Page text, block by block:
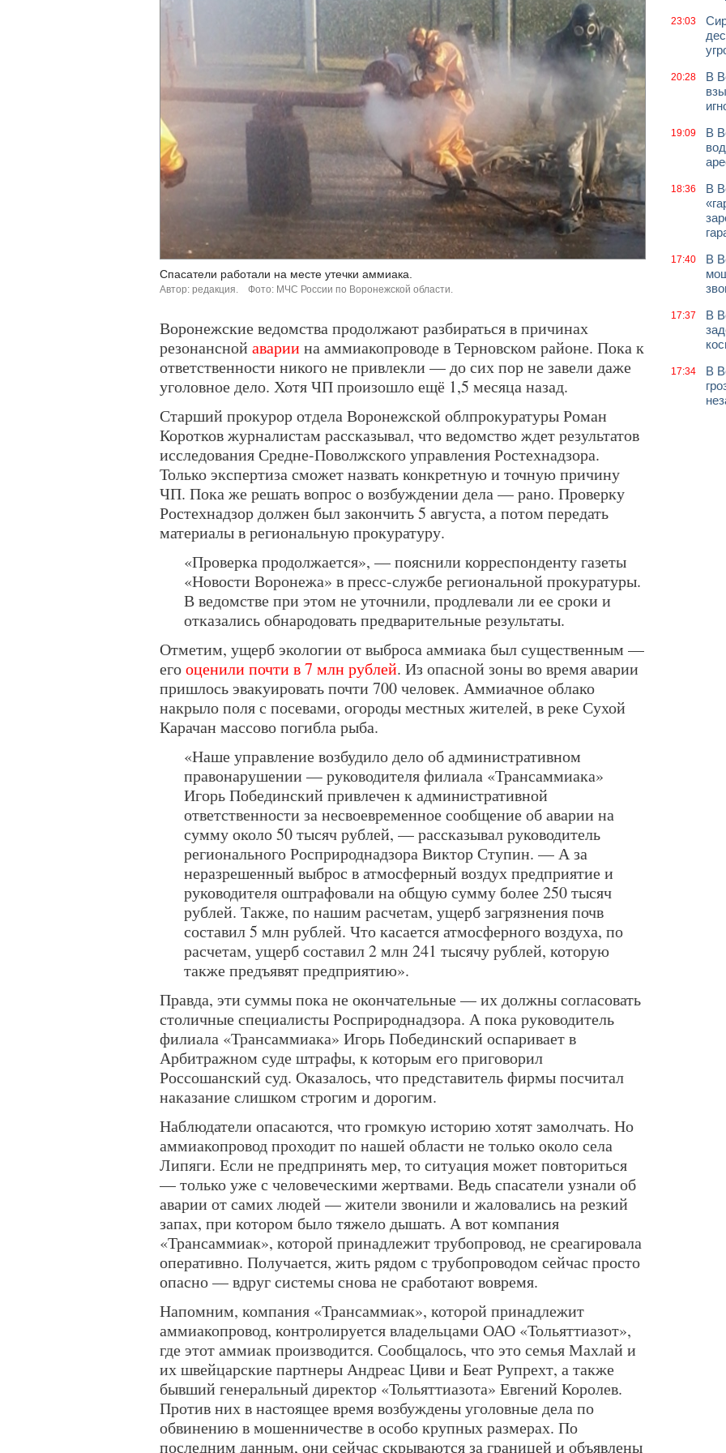
Спасатели работали на месте утечки аммиака.
Автор: редакция. Фото: МЧС России по Воронежской области.
Воронежские ведомства продолжают разбираться в причинах
резонансной авариина аммиакопроводе в Терновском районе. Пока к
ответственности никого не привлекли — до сих пор не завели даже
уголовное дело. Хотя ЧП произошло ещё 1,5 месяца назад.
Старший прокурор отдела Воронежской облпрокуратуры Роман
Коротков журналистам рассказывал, что ведомство ждет результатов
исследования Средне-Поволжского управления Ростехнадзора.
Только экспертиза сможет назвать конкретную и точную причину
ЧП. Пока же решать вопрос о возбуждении дела — рано. Проверку
Ростехнадзор должен был закончить 5 августа, а потом передать
материалы в региональную прокуратуру.
«Проверка продолжается», — пояснили корреспонденту газеты
«Новости Воронежа» в пресс-службе региональной прокуратуры.
В ведомстве при этом не уточнили, продлевали ли ее сроки и
отказались обнародовать предварительные результаты.
Отметим, ущерб экологии от выброса аммиака был существенным —
егооценили почти в 7 млн рублей. Из опасной зоны во время аварии
пришлось эвакуировать почти 700 человек. Аммиачное облако
накрыло поля с посевами, огороды местных жителей, в реке Сухой
Карачан массово погибла рыба.
«Наше управление возбудило дело об административном
правонарушении — руководителя филиала «Трансаммиака»
Игорь Побединский привлечен к административной
ответственности за несвоевременное сообщение об аварии на
сумму около 50 тысяч рублей, — рассказывал руководитель
регионального Росприроднадзора Виктор Ступин. — А за
неразрешенный выброс в атмосферный воздух предприятие и
руководителя оштрафовали на общую сумму более 250 тысяч
рублей. Также, по нашим расчетам, ущерб загрязнения почв
составил 5 млн рублей. Что касается атмосферного воздуха, по
расчетам, ущерб составил 2 млн 241 тысячу рублей, которую
также предъявят предприятию».
Правда, эти суммы пока не окончательные — их должны согласовать
столичные специалисты Росприроднадзора. А пока руководитель
филиала «Трансаммиака» Игорь Побединский оспаривает в
Арбитражном суде штрафы, к которым его приговорил
Россошанский суд. Оказалось, что представитель фирмы посчитал
наказание слишком строгим и дорогим.
Наблюдатели опасаются, что громкую историю хотят замолчать. Но
аммиакопровод проходит по нашей области не только около села
Липяги. Если не предпринять мер, то ситуация может повториться
— только уже с человеческими жертвами. Ведь спасатели узнали об
аварии от самих людей — жители звонили и жаловались на резкий
запах, при котором было тяжело дышать. А вот компания
«Трансаммиак», которой принадлежит трубопровод, не среагировала
оперативно. Получается, жить рядом с трубопроводом сейчас просто
опасно — вдруг системы снова не сработают вовремя.
Напомним, компания «Трансаммиак», которой принадлежит
аммиакопровод, контролируется владельцами ОАО «Тольяттиазот»,
где этот аммиак производится. Сообщалось, что это семья Махлай и
их швейцарские партнеры Андреас Циви и Беат Рупрехт, а также
бывший генеральный директор «Тольяттиазота» Евгений Королев.
Против них в настоящее время возбуждены уголовные дела по
обвинению в мошенничестве в особо крупных размерах. По
последним данным, они сейчас скрываются за границей и объявлены
23:03
20:28
В
19:09
В
18:36
В
17:40
В
17:37
В
17:34
В